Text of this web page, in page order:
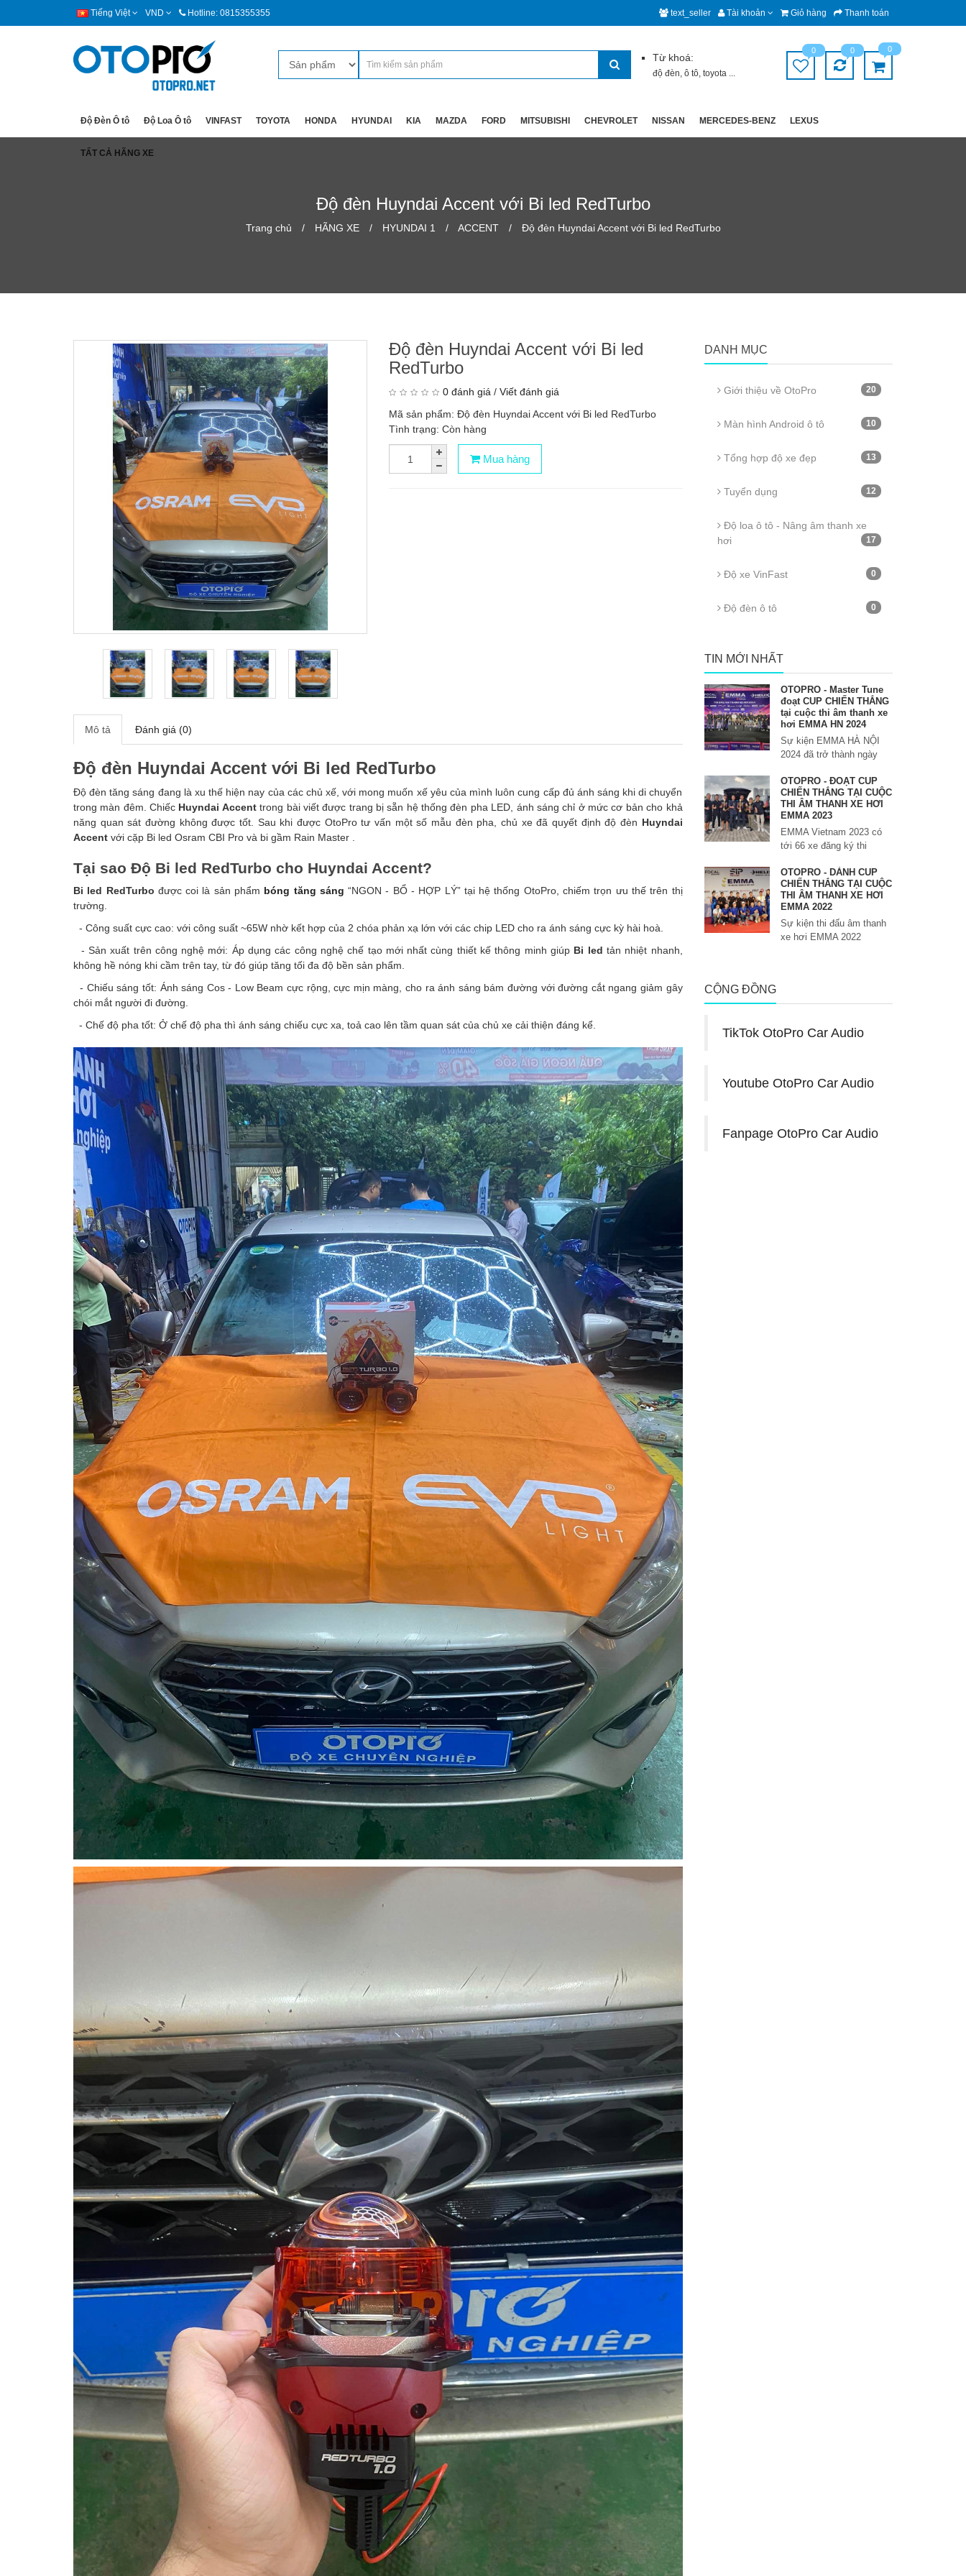
Tiếng Việt VND Hotline: 0815355355 text_seller Tài khoản Giỏ hàng Thanh toán
Từ khoá:
độ đèn,ô tô,toyota ...
0 0 0
Độ Đèn Ô tô Độ Loa Ô tô VINFAST TOYOTA HONDA HYUNDAI KIA MAZDA FORD MITSUBISHI CHEVROLET NISSAN MERCEDES-BENZ LEXUS
TẤT CẢ HÃNG XE
Độ đèn Huyndai Accent với Bi led RedTurbo
Trang chủ HÃNG XE HYUNDAI 1 ACCENT Độ đèn Huyndai Accent với Bi led RedTurbo
Độ đèn Huyndai Accent với Bi led
RedTurbo
0 đánh giá / Viết đánh giá
Mã sản phẩm: Độ đèn Huyndai Accent với Bi led RedTurbo
Tình trạng: Còn hàng
Mua hàng
Mô tả Đánh giá (0)
Độ đèn Huyndai Accent với Bi led RedTurbo
Độ đèn tăng sáng đang là xu thế hiện nay của các chủ xế, với mong muốn xế yêu của mình luôn cung cấp đủ ánh sáng khi di chuyển
trong màn đêm. Chiếc Huyndai Accenttrong bài viết được trang bị sẵn hệ thống đèn pha LED, ánh sáng chỉ ở mức cơ bản cho khả
năng quan sát đường không được tốt. Sau khi được OtoPro tư vấn một số mẫu đèn pha, chủ xe đã quyết định độ đèn Huyndai
Accent với cặp Bi led Osram CBI Pro và bi gầm Rain Master .
Tại sao Độ Bi led RedTurbo cho Huyndai Accent?
Bi led RedTurbo được coi là sản phẩm bóng tăng sáng “NGON - BỔ - HỢP LÝ” tại hệ thống OtoPro, chiếm trọn ưu thế trên thị
trường.
- Công suất cực cao: với công suất ~65W nhờ kết hợp của 2 chóa phản xạ lớn với các chip LED cho ra ánh sáng cực kỳ hài hoà.
- Sản xuất trên công nghệ mới: Áp dụng các công nghệ chế tạo mới nhất cùng thiết kế thông minh giúp Bi led tản nhiệt nhanh,
không hề nóng khi cầm trên tay, từ đó giúp tăng tối đa độ bền sản phẩm.
- Chiếu sáng tốt: Ánh sáng Cos - Low Beam cực rộng, cực mịn màng, cho ra ánh sáng bám đường với đường cắt ngang giảm gây
chói mắt người đi đường.
- Chế độ pha tốt: Ở chế độ pha thì ánh sáng chiếu cực xa, toả cao lên tầm quan sát của chủ xe cải thiện đáng kể.
DANH MỤC
Giới thiệu về OtoPro 20
Màn hình Android ô tô 10
Tổng hợp độ xe đẹp 13
Tuyển dụng 12
Độ loa ô tô - Nâng âm thanh xe
hơi
17
Độ xe VinFast 0
Độ đèn ô tô 0
TIN MỚI NHẤT
OTOPRO - Master Tune
đoạt CUP CHIẾN THẮNG
tại cuộc thi âm thanh xe
hơi EMMA HN 2024
Sự kiện EMMA HÀ NỘI
2024 đã trở thành ngày
OTOPRO - ĐOẠT CUP
CHIẾN THẮNG TẠI CUỘC
THI ÂM THANH XE HƠI
EMMA 2023
EMMA Vietnam 2023 có
tới 66 xe đăng ký thi
OTOPRO - DÀNH CUP
CHIẾN THẮNG TẠI CUỘC
THI ÂM THANH XE HƠI
EMMA 2022
Sự kiện thi đấu âm thanh
xe hơi EMMA 2022
CỘNG ĐỒNG
TikTok OtoPro Car Audio
Youtube OtoPro Car Audio
Fanpage OtoPro Car Audio